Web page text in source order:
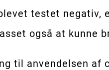
testet negativ,
også at kunne
til anvendelsen